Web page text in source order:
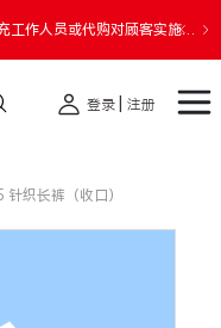
对顾客实施诈
登录
注册
针织长裤（收口）